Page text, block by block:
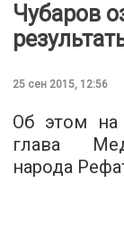
Чубаров
25 сен 2015, 12:56
Об этом на
глава
народа